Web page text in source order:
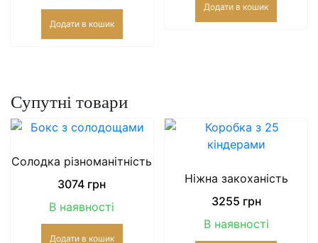
Додати в кошик
Додати в кошик
Супутні товари
Солодка різноманітність
3074 грн
В наявності
Додати в кошик
Ніжна закоханість
3255 грн
В наявності